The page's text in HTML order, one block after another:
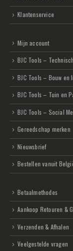
Klantenservice
Mijn account
BJC Tools –
BJC Tools – Bouw en
BJC Tools – Tuin en
BJC Tools – Social
Gereedschap merken
Nieuwsbrief
Bestellen vanuit
Betaalmethodes
Aankoop Retouren &
Verzenden & Afhalen
Veelgestelde vragen